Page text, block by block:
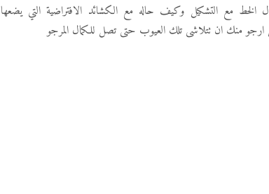
مع التشكيل وكيف حاله مع الكشائد الافتراضية التي يضعها
منك ان تتلاشى تلك العيوب حتى تصل للكمال المرجو